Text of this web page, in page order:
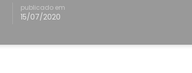
publicado em
15/07/2020